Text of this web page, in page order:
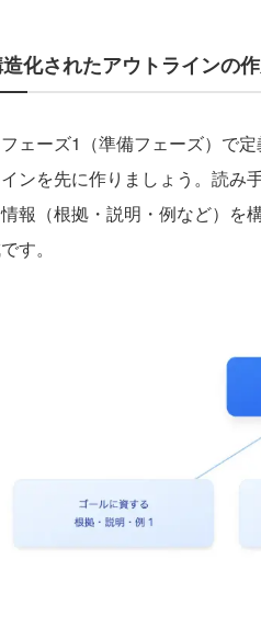
化されたアウトラインの
ェーズ1（準備フェーズ）で
ンを先に作りましょう。読み
報（根拠・説明・例など）を
す。